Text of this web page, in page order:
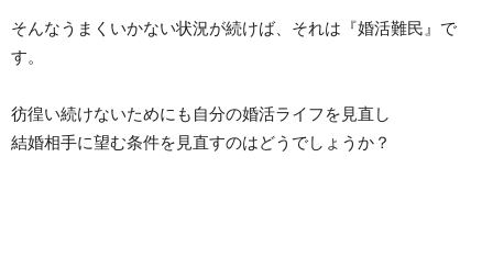
そんなうまくいかない状況が続けば、それは『婚活難民』で
す。
彷徨い続けないためにも自分の婚活ライフを見直し
結婚相手に望む条件を見直すのはどうでしょうか？